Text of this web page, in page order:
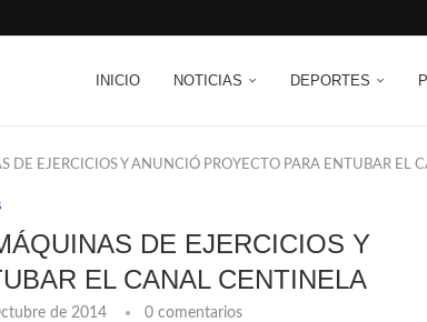
INICIO NOTICIAS DEPORTES
DE EJERCICIOS Y ANUNCIÓ PROYECTO PARA ENTUBAR EL
DE EJERCICIOS Y
EL CANAL CENTINELA
de 2014 0 comentarios